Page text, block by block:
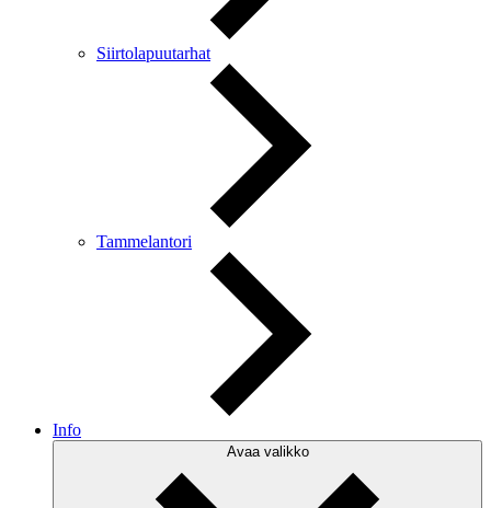
Siirtolapuutarhat
Tammelantori
Info
Avaa valikko